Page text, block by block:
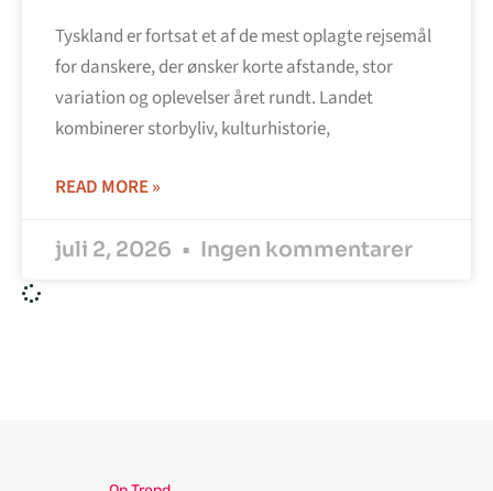
Tyskland er fortsat et af de mest oplagte rejsemål
for danskere, der ønsker korte afstande, stor
variation og oplevelser året rundt. Landet
kombinerer storbyliv, kulturhistorie,
READ MORE »
juli 2, 2026 Ingen kommentarer